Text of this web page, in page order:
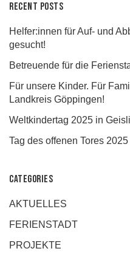
Recent Posts
Helfer:innen für Auf- und
gesucht!
Betreuende für die
Für unsere Kinder. Für
Landkreis Göppingen!
Weltkindertag 2025 in
Tag des offenen Tores
Categories
AKTUELLES
FERIENSTADT
PROJEKTE